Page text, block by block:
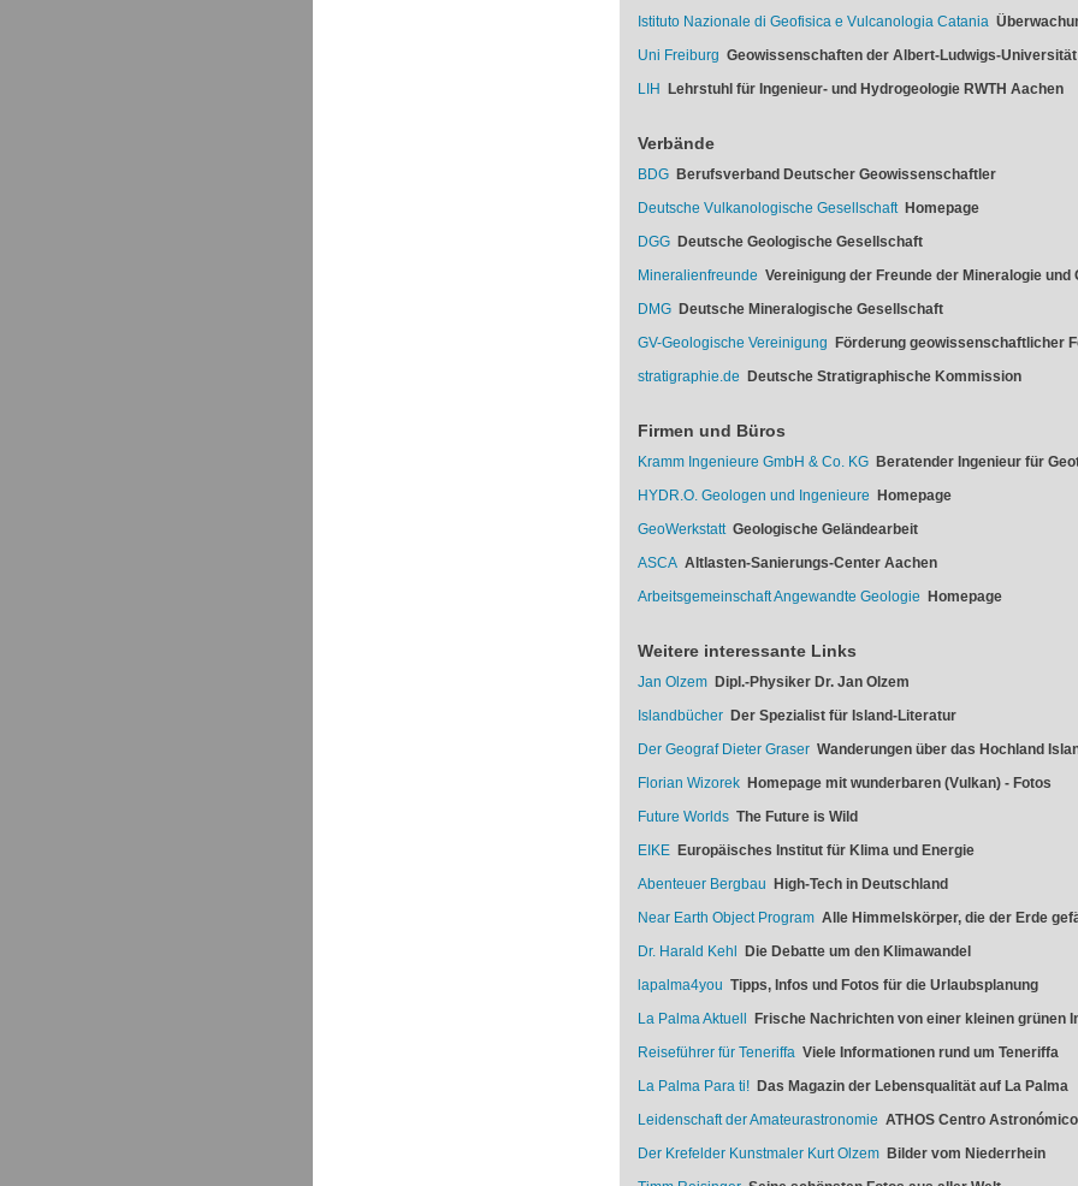
Istituto Nazionale di Geofisica e Vulcanologia Catania
Uni Freiburg Geowissenschaften der Albert-Ludwigs-
LIH
Lehrstuhl für Ingenieur- und Hydrogeologie RWTH Aachen
Verbände
BDGBerufsverband Deutscher Geowissenschaftler
Deutsche Vulkanologische GesellschaftHomepage
DGGDeutsche Geologische Gesellschaft
Mineralienfreunde Vereinigung der Freunde der Mineralogie und
DMGDeutsche Mineralogische Gesellschaft
GV-Geologische Vereinigung Förderung geowissenschaftlicher
stratigraphie.de Deutsche Stratigraphische Kommission
Firmen und Büros
Kramm Ingenieure GmbH & Co. KGBeratender Ingenieur für
HYDR.O. Geologen und Ingenieure Homepage
GeoWerkstattGeologische Geländearbeit
ASCAAltlasten-Sanierungs-Center Aachen
Arbeitsgemeinschaft Angewandte Geologie Homepage
Weitere interessante Links
Jan OlzemDipl.-Physiker Dr. Jan Olzem
IslandbücherDer Spezialist für Island-Literatur
Der Geograf Dieter GraserWanderungen über das Hochland
Florian WizorekHomepage mit wunderbaren (Vulkan) - Fotos
Future WorldsThe Future is Wild
EIKEEuropäisches Institut für Klima und Energie
Abenteuer Bergbau High-Tech in Deutschland
Near Earth Object ProgramAlle Himmelskörper, die der Erde
Dr. Harald Kehl
Die Debatte um den Klimawandel
lapalma4you Tipps, Infos und Fotos für die Urlaubsplanung
La Palma Aktuell
Frische Nachrichten von einer kleinen grünen
Reiseführer für TeneriffaViele Informationen rund um Teneriffa
La Palma Para ti!Das Magazin der Lebensqualität auf La Palma
Leidenschaft der Amateurastronomie ATHOS Centro
Der Krefelder Kunstmaler Kurt OlzemBilder vom Niederrhein